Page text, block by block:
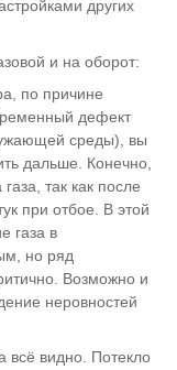
других
и на оборот:
по причине
дефект
среды), вы
дальше. Конечно,
так как после
при отбое. В этой
газа в
но ряд
Возможно и
неровностей
всё видно. Потекло